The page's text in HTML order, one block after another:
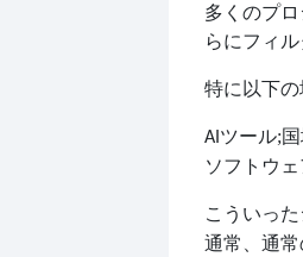
多くのプ
らにフィ
特に以下の
AI ツール;
ソフトウ
こういった
通常、通